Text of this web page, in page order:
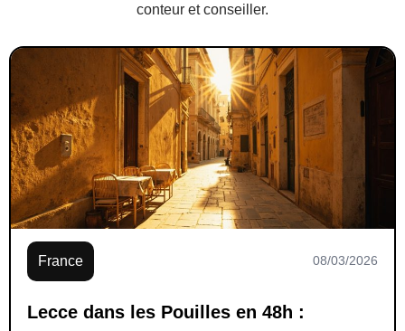
conteur et conseiller.
France 08/03/2026
Lecce dans les Pouilles en 48h :